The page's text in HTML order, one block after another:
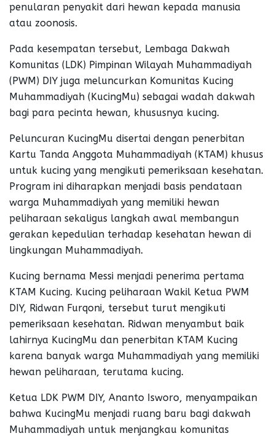
penularan penyakit dari hewan kepada manusia
atau zoonosis.
Pada kesempatan tersebut, Lembaga Dakwah
Komunitas (LDK) Pimpinan Wilayah Muhammadiyah
(PWM) DIY juga meluncurkan Komunitas Kucing
Muhammadiyah (KucingMu) sebagai wadah dakwah
bagi para pecinta hewan, khususnya kucing.
Peluncuran KucingMu disertai dengan penerbitan
Kartu Tanda Anggota Muhammadiyah (KTAM) khusus
untuk kucing yang mengikuti pemeriksaan kesehatan.
Program ini diharapkan menjadi basis pendataan
warga Muhammadiyah yang memiliki hewan
peliharaan sekaligus langkah awal membangun
gerakan kepedulian terhadap kesehatan hewan di
lingkungan Muhammadiyah.
Kucing bernama Messi menjadi penerima pertama
KTAM Kucing. Kucing peliharaan Wakil Ketua PWM
DIY, Ridwan Furqoni, tersebut turut mengikuti
pemeriksaan kesehatan. Ridwan menyambut baik
lahirnya KucingMu dan penerbitan KTAM Kucing
karena banyak warga Muhammadiyah yang memiliki
hewan peliharaan, terutama kucing.
Ketua LDK PWM DIY, Ananto Isworo, menyampaikan
bahwa KucingMu menjadi ruang baru bagi dakwah
Muhammadiyah untuk menjangkau komunitas